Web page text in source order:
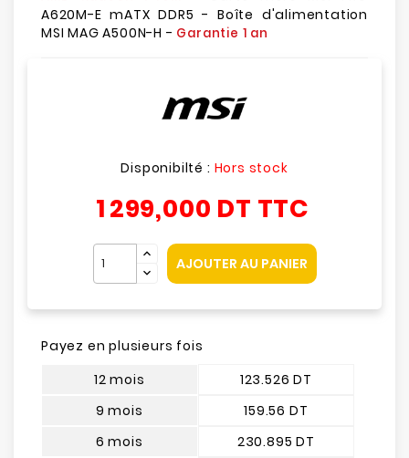
A620M-E mATX DDR5 - Boîte d'alimentation
MSI MAG A500N-H - Garantie 1 an
Disponibilté : Hors stock
1 299,000 DT TTC
AJOUTER AU PANIER
Payez en plusieurs fois
12 mois
9 mois
6 mois
123.526 DT
159.56 DT
230.895 DT